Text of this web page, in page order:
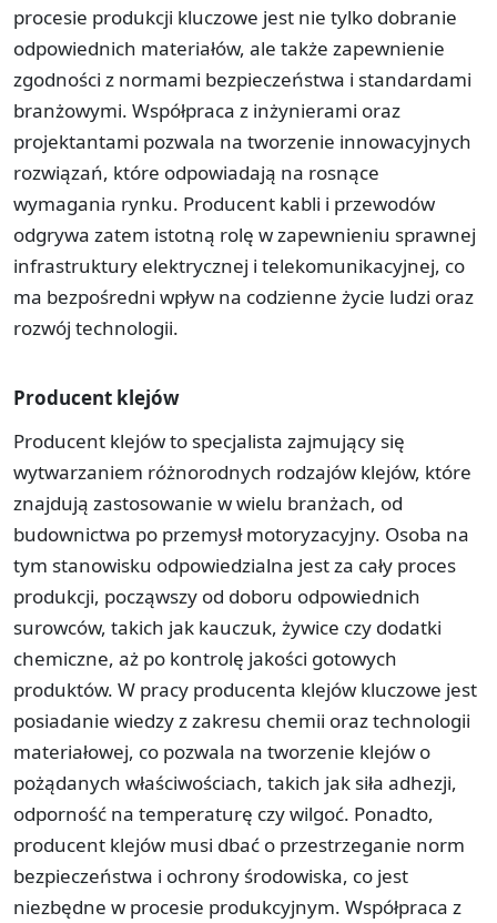
procesie produkcji kluczowe jest nie tylko dobranie
odpowiednich materiałów, ale także zapewnienie
zgodności z normami bezpieczeństwa i standardami
branżowymi. Współpraca z inżynierami oraz
projektantami pozwala na tworzenie innowacyjnych
rozwiązań, które odpowiadają na rosnące
wymagania rynku. Producent kabli i przewodów
odgrywa zatem istotną rolę w zapewnieniu sprawnej
infrastruktury elektrycznej i telekomunikacyjnej, co
ma bezpośredni wpływ na codzienne życie ludzi oraz
rozwój technologii.
Producent klejów
Producent klejów to specjalista zajmujący się
wytwarzaniem różnorodnych rodzajów klejów, które
znajdują zastosowanie w wielu branżach, od
budownictwa po przemysł motoryzacyjny. Osoba na
tym stanowisku odpowiedzialna jest za cały proces
produkcji, począwszy od doboru odpowiednich
surowców, takich jak kauczuk, żywice czy dodatki
chemiczne, aż po kontrolę jakości gotowych
produktów. W pracy producenta klejów kluczowe jest
posiadanie wiedzy z zakresu chemii oraz technologii
materiałowej, co pozwala na tworzenie klejów o
pożądanych właściwościach, takich jak siła adhezji,
odporność na temperaturę czy wilgoć. Ponadto,
producent klejów musi dbać o przestrzeganie norm
bezpieczeństwa i ochrony środowiska, co jest
niezbędne w procesie produkcyjnym. Współpraca z